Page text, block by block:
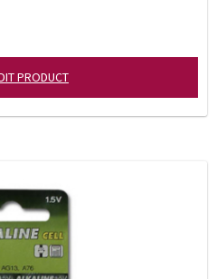
PRODUCT